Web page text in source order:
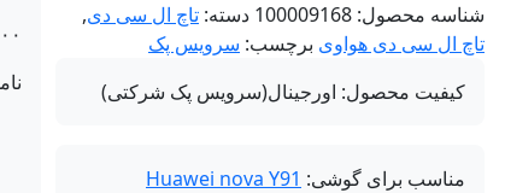
شناسه محصول: 100009168 دسته: تاچ ال سی دی,
تاچ ال سی دی هواوی برچسب: سرویس پک
کیفیت محصول: اورجینال(سرویس پک شرکتی)
مناسب برای گوشی: Huawei nova Y91